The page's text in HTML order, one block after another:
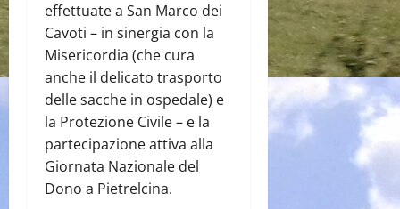
effettuate a San Marco dei
Cavoti – in sinergia con la
Misericordia (che cura
anche il delicato trasporto
delle sacche in ospedale) e
la Protezione Civile – e la
partecipazione attiva alla
Giornata Nazionale del
Dono a Pietrelcina.